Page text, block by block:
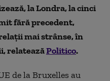
la Londra, la cinci
fără precedent,
mai strânse, în
relateazăPolitico.
de la Bruxelles au